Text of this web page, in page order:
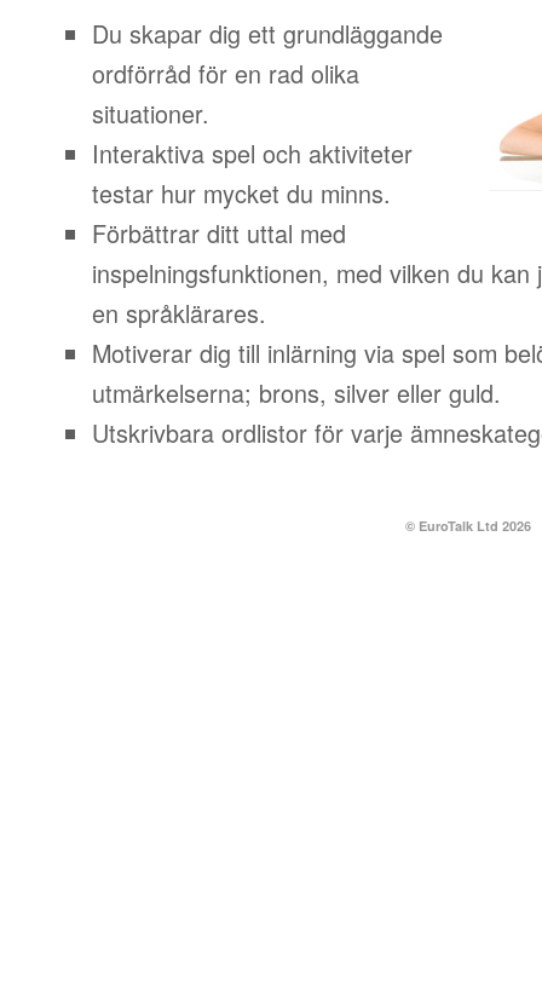
Du skapar dig ett grundläggande
ordförråd för en rad olika
situationer.
Interaktiva spel och aktiviteter
testar hur mycket du minns.
Förbättrar ditt uttal med
inspelningsfunktionen, med vilken du
en språklärares.
Motiverar dig till inlärning via spel som
utmärkelserna; brons, silver eller guld.
Utskrivbara ordlistor för varje
© EuroTalk Ltd 2026